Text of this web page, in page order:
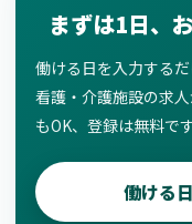
まずは1日、
働ける日を入力する
看護・介護施設の求
もOK、登録は無料です
働ける